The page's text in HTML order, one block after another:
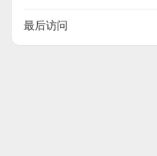
最后访问